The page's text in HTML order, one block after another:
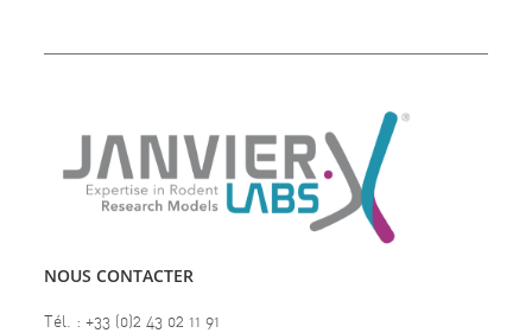
NOUS CONTACTER
Tél. : +33 (0)2 43 02 11 91